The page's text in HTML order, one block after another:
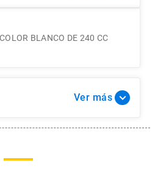
BLANCO DE 240 CC
Ver